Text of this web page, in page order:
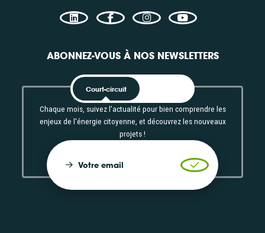
ABONNEZ-VOUS À NOS NEWSLETTERS
Court-circuit
Chaque mois, suivez l'actualité pour bien comprendre les
enjeux de l'énergie citoyenne, et découvrez les nouveaux
projets !
Votre email Valider